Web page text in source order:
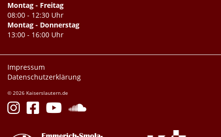
Montag - Freitag
08:00 - 12:30 Uhr
Montag - Donnerstag
13:00 - 16:00 Uhr
Impressum
Datenschutzerklärung
© 2026 Kaiserslautern.de